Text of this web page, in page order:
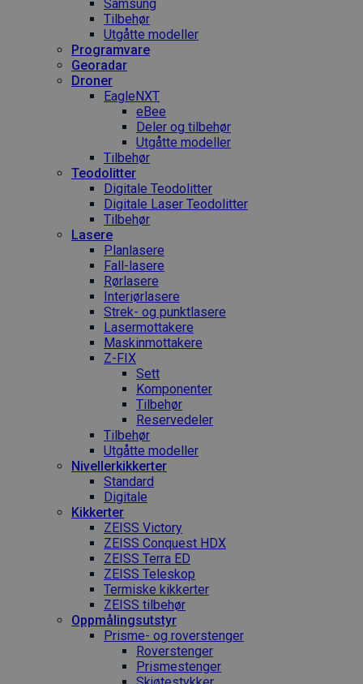
Samsung
Tilbehør
Utgåtte modeller
Programvare
Georadar
Droner
EagleNXT
eBee
Deler og tilbehør
Utgåtte modeller
Tilbehør
Teodolitter
Digitale Teodolitter
Digitale Laser Teodolitter
Tilbehør
Lasere
Planlasere
Fall-lasere
Rørlasere
Interiør­lasere
Strek- og punktlasere
Laser­mottakere
Maskin­mottakere
Z-FIX
Sett
Komponenter
Tilbehør
Reservedeler
Tilbehør
Utgåtte modeller
Nivellerkikkerter
Standard
Digitale
Kikkerter
ZEISS Victory
ZEISS Conquest HDX
ZEISS Terra ED
ZEISS Teleskop
Termiske kikkerter
ZEISS tilbehør
Oppmålings­utstyr
Prisme- og roverstenger
Roverstenger
Prismestenger